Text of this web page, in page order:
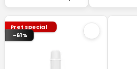
Pret special
-61%